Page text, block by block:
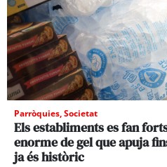
Parròquies,Societat
Els establiments es fan
enorme de gel que apuja
ja és històric